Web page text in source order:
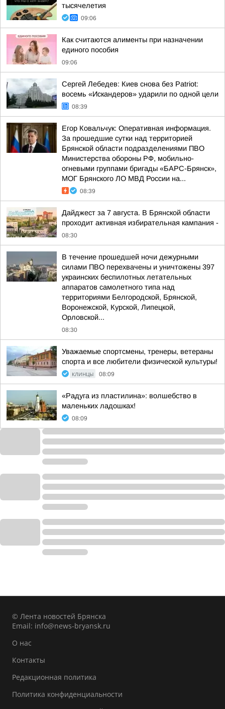
тысячелетия
09:06
Как считаются алименты при назначении
единого пособия
09:06
Сергей Лебедев: Киев снова без Patriot:
восемь «Искандеров» ударили по одной цели
08:39
Егор Ковальчук: Оперативная информация.
За прошедшие сутки над территорией
Брянской области подразделениями ПВО
Министерства обороны РФ, мобильно-
огневыми группами бригады «БАРС-Брянск»,
МОГ Брянского ЛО МВД России на...
08:39
Дайджест за 7 августа. В Брянской области
проходит активная избирательная кампания -
08:30
В течение прошедшей ночи дежурными
силами ПВО перехвачены и уничтожены 397
украинских беспилотных летательных
аппаратов самолетного типа над
территориями Белгородской, Брянской,
Воронежской, Курской, Липецкой,
Орловской...
08:30
Уважаемые спортсмены, тренеры, ветераны
спорта и все любители физической культуры!
КЛИНЦЫ 08:09
«Радуга из пластилина»: волшебство в
маленьких ладошках!
08:09
© Лента новостей Брянска
Email: info@news-bryansk.ru
О нас
Контакты
Редакционная политика
Политика конфиденциальности